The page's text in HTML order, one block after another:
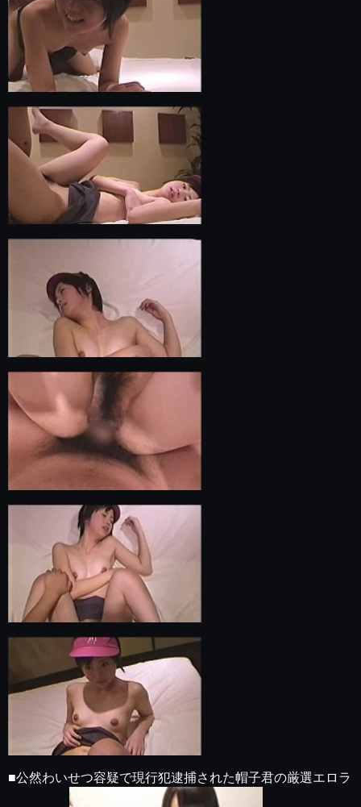
■公然わいせつ容疑で現行犯逮捕された帽子君の厳選エロラ